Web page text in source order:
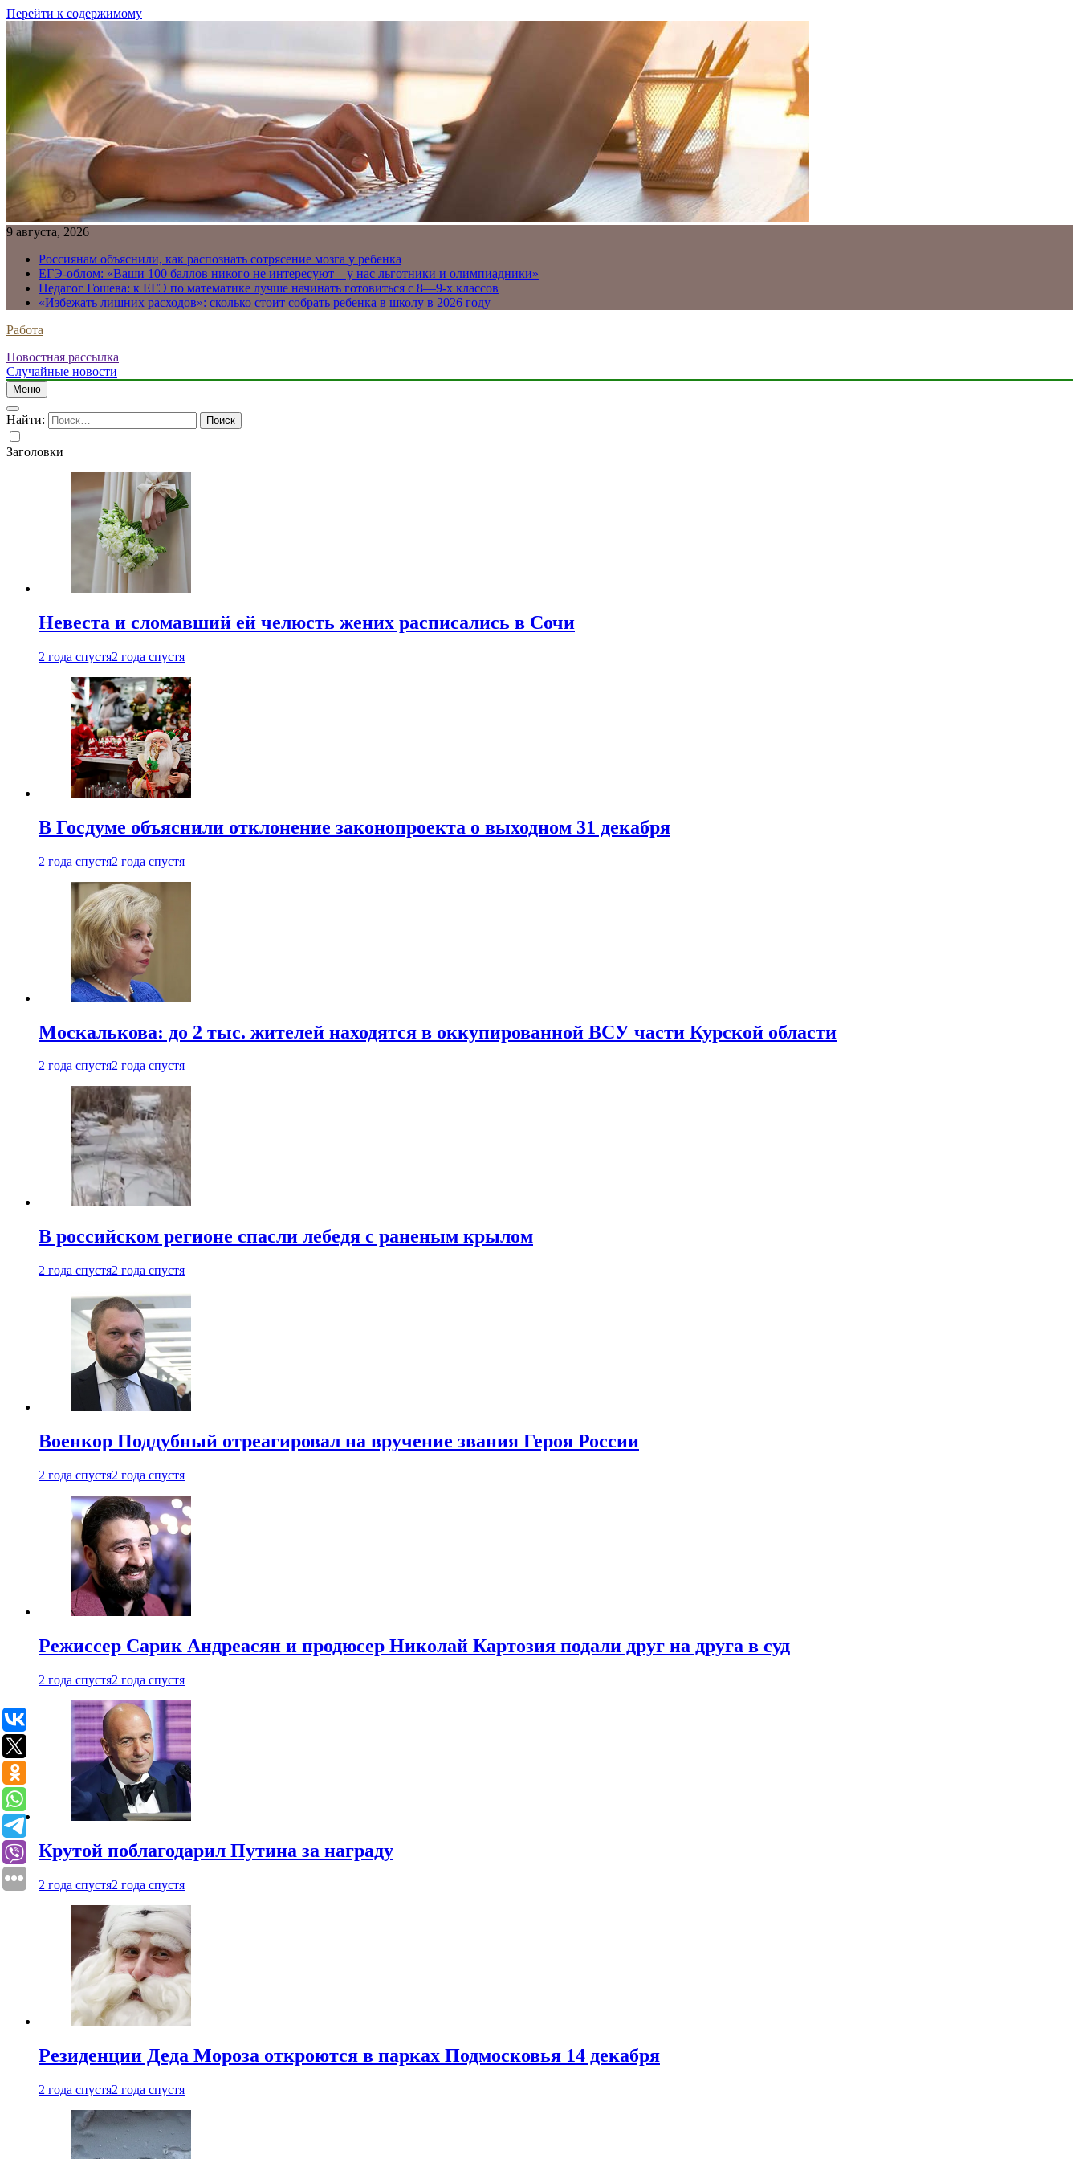
Перейти к содержимому
9 августа, 2026
Россиянам объяснили, как распознать сотрясение мозга у ребенка
ЕГЭ-облом: «Ваши 100 баллов никого не интересуют – у нас льготники и олимпиадники»
Педагог Гошева: к ЕГЭ по математике лучше начинать готовиться с 8—9-х классов
«Избежать лишних расходов»: сколько стоит собрать ребенка в школу в 2026 году
Работа
Новостная рассылка
Случайные новости
Меню
Найти:
Заголовки
Невеста и сломавший ей челюсть жених расписались в Сочи
2 года спустя2 года спустя
В Госдуме объяснили отклонение законопроекта о выходном 31 декабря
2 года спустя2 года спустя
Москалькова: до 2 тыс. жителей находятся в оккупированной ВСУ части Курской области
2 года спустя2 года спустя
В российском регионе спасли лебедя с раненым крылом
2 года спустя2 года спустя
Военкор Поддубный отреагировал на вручение звания Героя России
2 года спустя2 года спустя
Режиссер Сарик Андреасян и продюсер Николай Картозия подали друг на друга в суд
2 года спустя2 года спустя
Крутой поблагодарил Путина за награду
2 года спустя2 года спустя
Резиденции Деда Мороза откроются в парках Подмосковья 14 декабря
2 года спустя2 года спустя